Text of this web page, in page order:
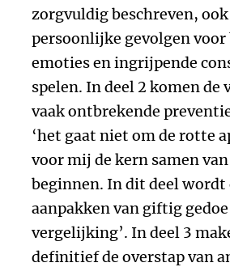
zorgvuldig beschreven,
persoonlijke gevolgen
emoties en ingrijpende
spelen. In deel 2 komen de
vaak ontbrekende
‘het gaat niet om de rotte
voor mij de kern samen
beginnen. In dit deel wordt
aanpakken van giftig
vergelijking’. In deel 3
definitief de overstap van